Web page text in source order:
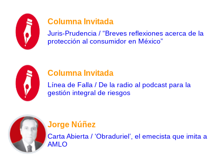
Columna Invitada
Juris-Prudencia / “Breves reflexiones acerca de la
protección al consumidor en México”
Columna Invitada
Línea de Falla / De la radio al podcast para la
gestión integral de riesgos
Jorge Núñez
Carta Abierta / ‘Obraduriel’, el emecista que imita a
AMLO